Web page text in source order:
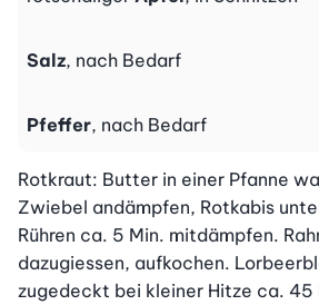
Salz, nach Bedarf
Pfeffer, nach Bedarf
Rotkraut: Butter in einer Pfanne
Zwiebel andämpfen, Rotkabis
Rühren ca. 5 Min. mitdämpfen.
dazugiessen, aufkochen.
zugedeckt bei kleiner Hitze ca. 45